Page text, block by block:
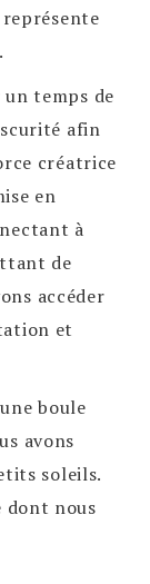
un temps de
afin
créatrice
en
à
de
accéder
et
boule
avons
soleils.
dont nous